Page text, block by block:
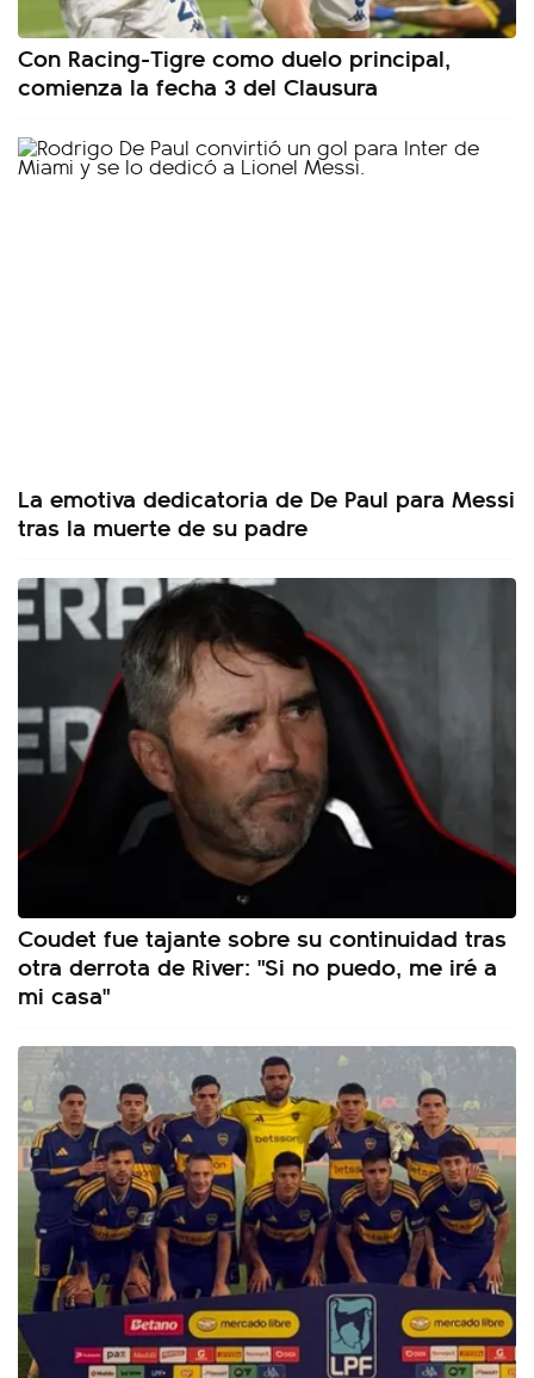
Con Racing-Tigre como duelo principal,
comienza la fecha 3 del Clausura
La emotiva dedicatoria de De Paul para Messi
tras la muerte de su padre
Coudet fue tajante sobre su continuidad tras
otra derrota de River: "Si no puedo, me iré a
mi casa"